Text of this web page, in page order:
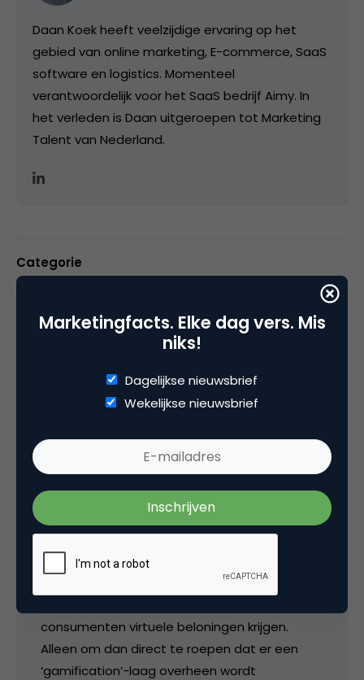
Daan Koek heeft veelzijdige ervaring op het
gebied van online marketing, E-commerce, SaaS
software en logistics. Momenteel
verantwoordelijk voor het SaaS bedrijf Aimy. In
het verleden is Daan uitgeroepen tot Marketing
Talent van Nederland.
Categorie
2 Reacties
Peter Warman
Leuk dat er een feedback systeem wordt
consumenten virtuele beloningen krijgen.
Alleen om dan direct te roepen dat er een
‘gamification’-laag overheen wordt
Marketingfacts. Elke dag vers. Mis
niks!
Dagelijkse nieuwsbrief
Wekelijkse nieuwsbrief